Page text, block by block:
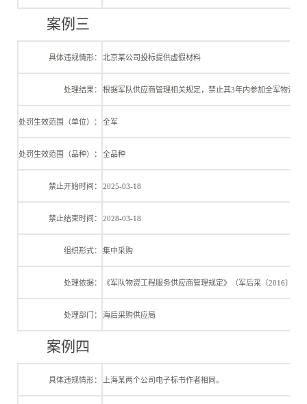
案例三
具体违规情形： 北京某公司投标提供虚假材料
处理结果： 根据军队供应商管理相关规定，禁止其3年内参加全军物资工
处罚生效范围（单位）： 全军
处罚生效范围（品种）： 全品种
禁止开始时间： 2025-03-18
禁止结束时间： 2028-03-18
组织形式： 集中采购
处理依据： 《军队物资工程服务供应商管理规定》（军后采〔 2016〕
处理部门： 海后采购供应局
案例四
具体违规情形： 上海某两个公司电子标书作者相同。